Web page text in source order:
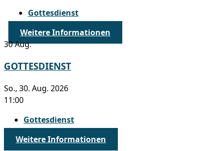
Gottesdienst
Weitere Informationen
30Aug.
GOTTESDIENST
So., 30. Aug. 2026
11:00
Gottesdienst
Weitere Informationen